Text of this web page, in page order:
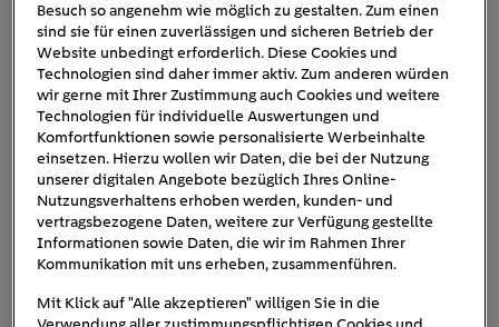
kfz-steuer-wasserstoff-auto
Besuch so angenehm wie möglich zu gestalten. Zum einen
sind sie für einen zuverlässigen und sicheren Betrieb der
Website unbedingt erforderlich. Diese Cookies und
Technologien sind daher immer aktiv. Zum anderen würden
wir gerne mit Ihrer Zustimmung auch Cookies und weitere
Technologien für individuelle Auswertungen und
Komfortfunktionen sowie personalisierte Werbeinhalte
einsetzen. Hierzu wollen wir Daten, die bei der Nutzung
unserer digitalen Angebote bezüglich Ihres Online-
Nutzungsverhaltens erhoben werden, kunden- und
vertragsbezogene Daten, weitere zur Verfügung gestellte
Informationen sowie Daten, die wir im Rahmen Ihrer
Kommunikation mit uns erheben, zusammenführen.
Mit Klick auf "Alle akzeptieren" willigen Sie in die